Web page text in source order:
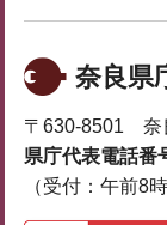
奈良県
〒630-8501 奈
県庁代表電話番
（受付：午前8